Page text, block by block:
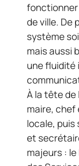
fonctionner
de ville. De
système
mais aussi
une fluidité
À la tête de
maire, chef
locale,
et
majeurs :